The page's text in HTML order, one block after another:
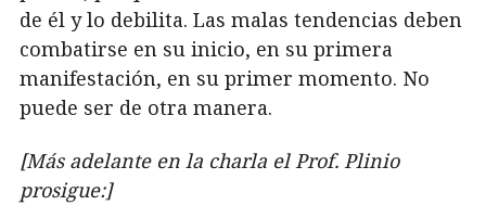
de él y lo debilita. Las malas tendencias deben
combatirse en su inicio, en su primera
manifestación, en su primer momento. No
puede ser de otra manera.
[Más adelante en la charla el Prof. Plinio
prosigue:]